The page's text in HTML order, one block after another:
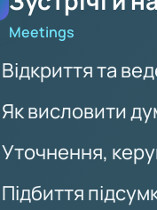
Meetings
Відкриття та
Як висловити
Уточнення,
Підбиття